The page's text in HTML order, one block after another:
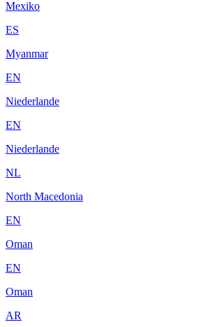
Mexiko
ES
Myanmar
EN
Niederlande
EN
Niederlande
NL
North Macedonia
EN
Oman
EN
Oman
AR